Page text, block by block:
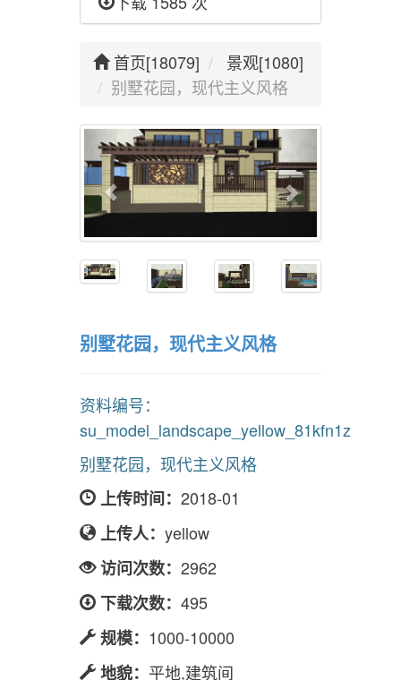
首页[18079]
景观[1080]
别墅花园，现代主义风格
别墅花园，现代主义风格
资料编号：
su_model_landscape_yellow_81kfn1z
别墅花园，现代主义风格
上传时间： 2018-01
上传人：yellow
访问次数：2962
下载次数： 495